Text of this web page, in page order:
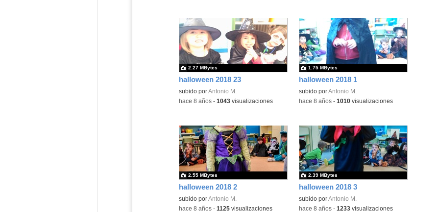
halloween 2018 23
subido porAntonio M.
2.27 MBytes
-hace 8 años- 1043visualizaciones
halloween 2018 1
subido porAntonio M.
1.75 MBytes
-hace 8 años- 1010visualizaciones
halloween 2018 2
subido porAntonio M.
2.55 MBytes
-hace 8 años- 1125visualizaciones
halloween 2018 3
subido porAntonio M.
2.39 MBytes
-hace 8 años- 1233visualizaciones